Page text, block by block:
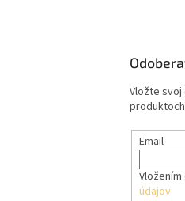
Vložte svoj
Email
údajov